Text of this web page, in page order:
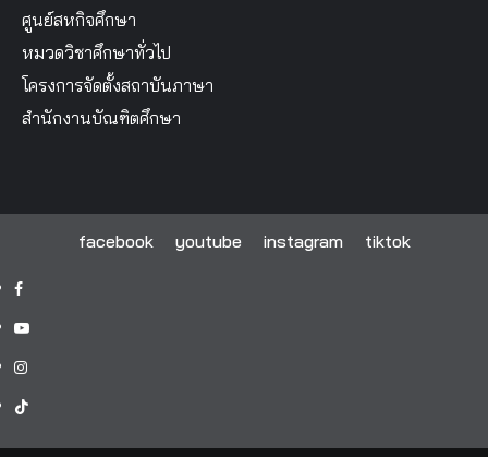
ศูนย์สหกิจศึกษา
หมวดวิชาศึกษาทั่วไป
โครงการจัดตั้งสถาบันภาษา
สำนักงานบัณฑิตศึกษา
facebook youtube instagram tiktok
facebook
youtube
instagram
tiktok